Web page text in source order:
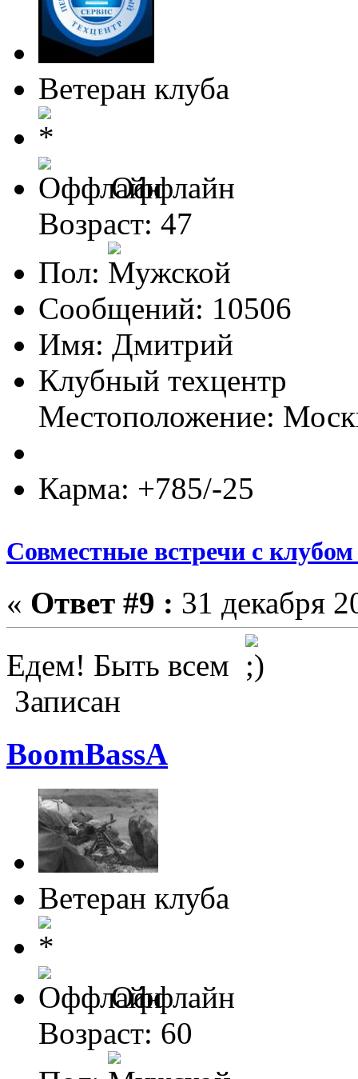
Ветеран клуба
Оффлайн
Возраст: 47
Пол:
Сообщений: 10506
Имя: Дмитрий
Клубный техцентр
Местоположение:
Карма: +785/-25
Совместные встречи с
« Ответ #9 : 31 декабря
Едем! Быть всем
Записан
BoomBassA
Ветеран клуба
Оффлайн
Возраст: 60